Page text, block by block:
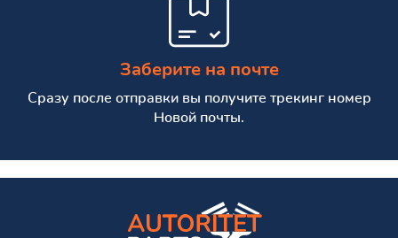
Заберите на почте
Сразу после отправки вы получите трекинг номер
Новой почты.